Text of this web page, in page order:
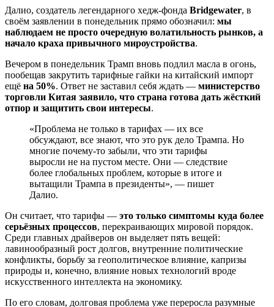
Далио, создатель легендарного хедж-фонда Bridgewater, в
своём заявлении в понедельник прямо обозначил: мы
наблюдаем не просто очередную волатильность рынков, а
начало краха привычного мироустройства.
Вечером в понедельник Трамп вновь подлил масла в огонь,
пообещав закрутить тарифные гайки на китайский импорт
ещё на 50%. Ответ не заставил себя ждать — министерство
торговли Китая заявило, что страна готова дать жёсткий
отпор и защитить свои интересы.
«Проблема не только в тарифах — их все
обсуждают, все знают, что это рук дело Трампа. Но
многие почему-то забыли, что эти тарифы
выросли не на пустом месте. Они — следствие
более глобальных проблем, которые в итоге и
вытащили Трампа в президенты», — пишет
Далио.
Он считает, что тарифы — это только симптомы куда более
серьёзных процессов, перекраивающих мировой порядок.
Среди главных драйверов он выделяет пять вещей:
лавинообразный рост долгов, внутренние политические
конфликты, борьбу за геополитическое влияние, капризы
природы и, конечно, влияние новых технологий вроде
искусственного интеллекта на экономику.
По его словам, долговая проблема уже переросла разумные